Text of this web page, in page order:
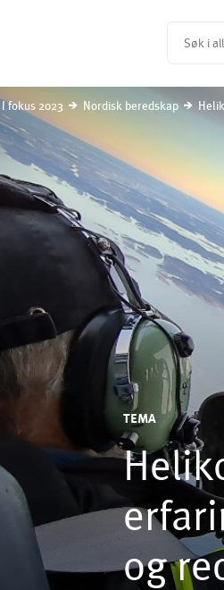
I fokus 2023 i Nordisk beredskap i
TEMA
og